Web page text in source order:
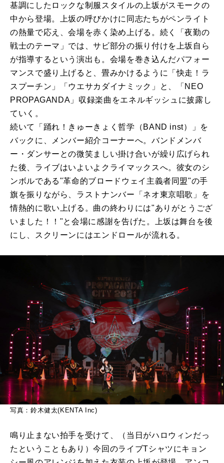
基調にしたロックな制服スタイルの上坂がスモークの
中から登場。上坂の呼びかけに同志たちがペンライト
の熱量で応え、会場を赤く染め上げる。続く「夜勤の
戦士のテーマ」では、サビ部分の振り付けを上坂自ら
が指導するという演出も。会場を巻き込んだパフォー
マンスで盛り上げると、畳みかけるように「快走！ラ
スプーチン」「ウエサカダイナミック」と、「NEO
PROPAGANDA」収録楽曲をエネルギッシュに披露し
ていく。
続いて「踊れ！きゅーきょく哲学（BAND inst）」を
バックに、メンバー紹介コーナーへ。バンドメンバ
ー・ダンサーとの微笑ましい掛け合いが繰り広げられ
た後、ライブはいよいよクライマックスへ。彼女のシ
ンボルである"革命的ブロードウェイ主義者同盟"の手
旗を振りながら、ラストナンバー「ネオ東京唱歌」を
情熱的に歌い上げる。曲の終わりには"ありがとうござ
いました！！"と会場に感謝を告げた。上坂は舞台を後
にし、スクリーンにはエンドロールが流れる。
写真：鈴木健太(KENTA Inc)
鳴り止まない拍手を受けて、（当日がハロウィンだっ
たということもあり）今回のライブTシャツにキョン